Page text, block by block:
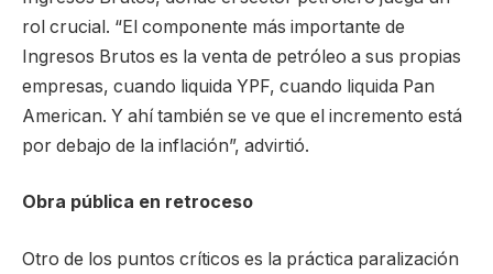
rol crucial. “El componente más importante de
Ingresos Brutos es la venta de petróleo a sus propias
empresas, cuando liquida YPF, cuando liquida Pan
American. Y ahí también se ve que el incremento está
por debajo de la inflación”, advirtió.
Obra pública en retroceso
Otro de los puntos críticos es la práctica paralización